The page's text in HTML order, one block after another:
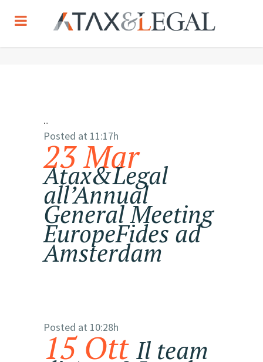
23 Mar
Atax&Legal
all’Annual
General Meeting
EuropeFides ad
Amsterdam
Posted at 11:17h
...
15 Ott Il team
Posted at 10:28h